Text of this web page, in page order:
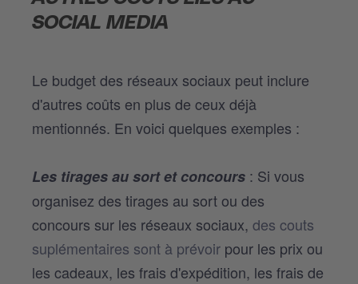
SOCIAL MEDIA
Le budget des réseaux sociaux peut inclure
d'autres coûts en plus de ceux déjà
mentionnés. En voici quelques exemples :
Les tirages au sort et concours : Si vous
organisez des tirages au sort ou des
concours sur les réseaux sociaux, des couts
suplémentaires sont à prévoir pour les prix ou
les cadeaux, les frais d'expédition, les frais de